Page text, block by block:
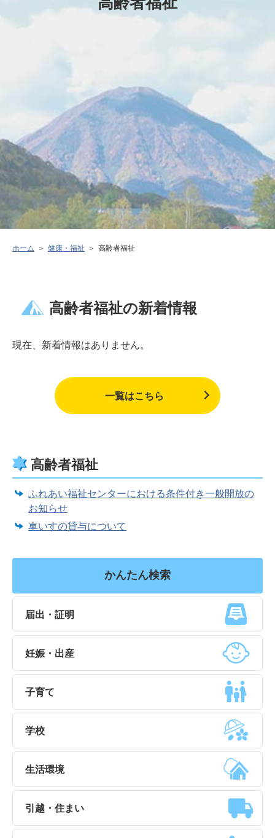
ホーム 健康・福祉 高齢者福祉
高齢者福祉の新着情報
現在、新着情報はありません。
一覧はこちら
高齢者福祉
ふれあい福祉センターにおける条件付き一般開放の
お知らせ
車いすの貸与について
かんたん検索
届出・証明
妊娠・出産
子育て
学校
生活環境
引越・住まい